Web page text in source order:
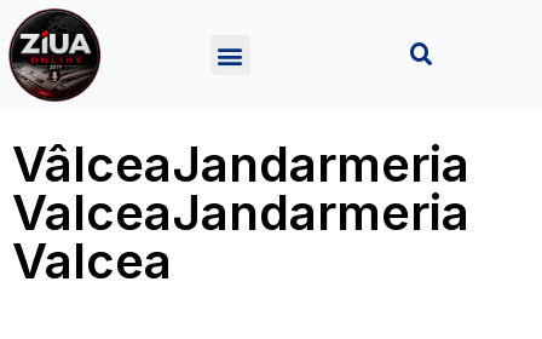
VâlceaJandarmeria
ValceaJandarmeria
Valcea